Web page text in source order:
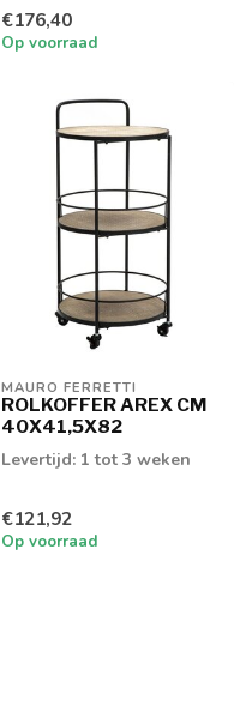
€176,40
Op voorraad
MAURO FERRETTI
ROLKOFFER AREX CM
40X41,5X82
Levertijd: 1 tot 3 weken
€121,92
Op voorraad